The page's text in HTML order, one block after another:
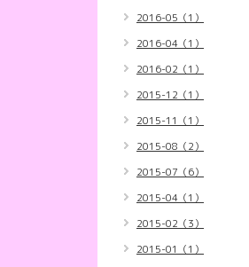
2016-05（1）
2016-04（1）
2016-02（1）
2015-12（1）
2015-11（1）
2015-08（2）
2015-07（6）
2015-04（1）
2015-02（3）
2015-01（1）